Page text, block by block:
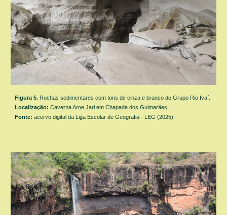
Figura 5. Rochas sedimentarescom tons de cinza e branco do Grupo Rio Ivaí.
Localização: Caverna Aroe Jari em Chapada dos Guimarães.
Fonte:acervo digital da Liga Escolar de Geografia - LEG (2025).